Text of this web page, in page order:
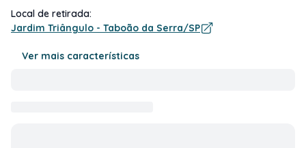
Local de retirada:
Jardim Triângulo - Taboão da Serra/SP
Ver mais características